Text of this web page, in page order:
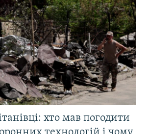
хто мав погодити